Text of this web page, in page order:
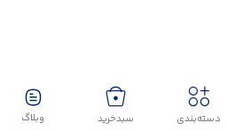
دسته‌بندی سبدخرید وبلاگ